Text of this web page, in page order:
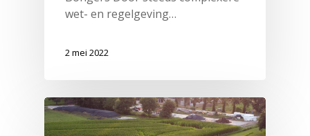
wet- en regelgeving…
2 mei 2022